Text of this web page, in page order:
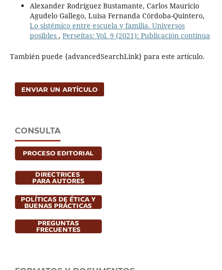
Alexander Rodríguez Bustamante, Carlos Mauricio
Agudelo Gallego, Luisa Fernanda Córdoba-Quintero,
Lo sistémico entre escuela y familia. Universos
posibles , Perseitas: Vol. 9 (2021): Publicación continua
También puede {advancedSearchLink} para este artículo.
ENVIAR UN ARTÍCULO
CONSULTA